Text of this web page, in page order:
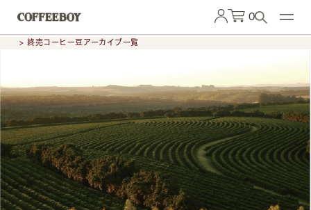
0
> 終売コーヒー豆アーカイブ一覧